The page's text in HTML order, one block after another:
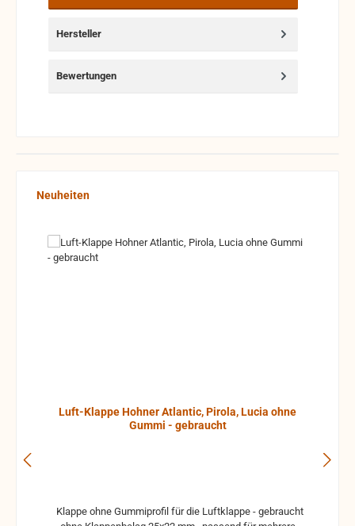
Hersteller
Bewertungen
Produktgalerie überspringen
Neuheiten
Luft-Klappe Hohner Atlantic, Pirola, Lucia ohne
Gummi - gebraucht